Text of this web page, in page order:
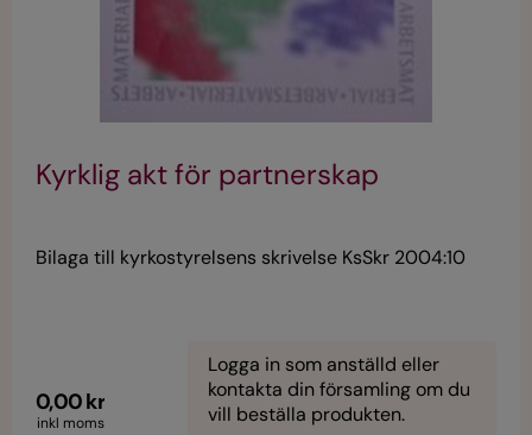
Kyrklig akt för partnerskap
Bilaga till kyrkostyrelsens skrivelse KsSkr 2004:10
0,00 kr
inkl moms
Logga in som anställd eller
kontakta din församling om du
vill beställa produkten.